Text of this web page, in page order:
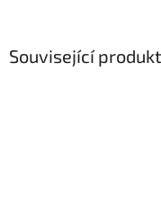
Související